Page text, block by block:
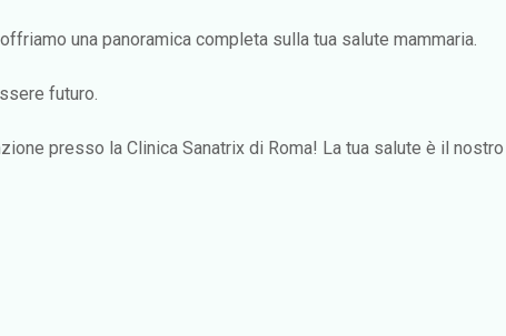
una panoramica completa sulla tua salute mammaria.
futuro.
presso la Clinica Sanatrix di Roma! La tua salute è il nostro